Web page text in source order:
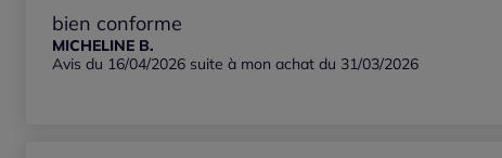
Les plus anciens
bien conforme
MICHELINE B.
Avis du 16/04/2026 suite à mon achat du 31/03/2026